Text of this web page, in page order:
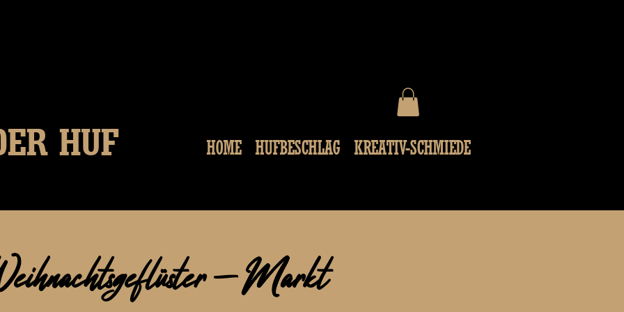
HUF HOME HUFBESCHLAG KREATIV-SCHMIEDE
- Markt